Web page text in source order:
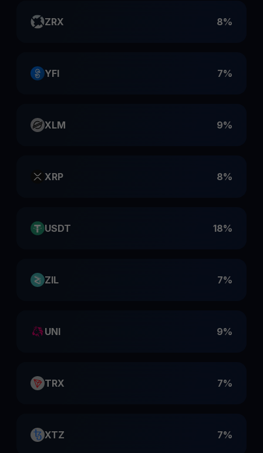
ZRX 8%
YFI 7%
XLM 9%
XRP 8%
USDT 18%
ZIL 7%
UNI 9%
TRX 7%
XTZ 7%